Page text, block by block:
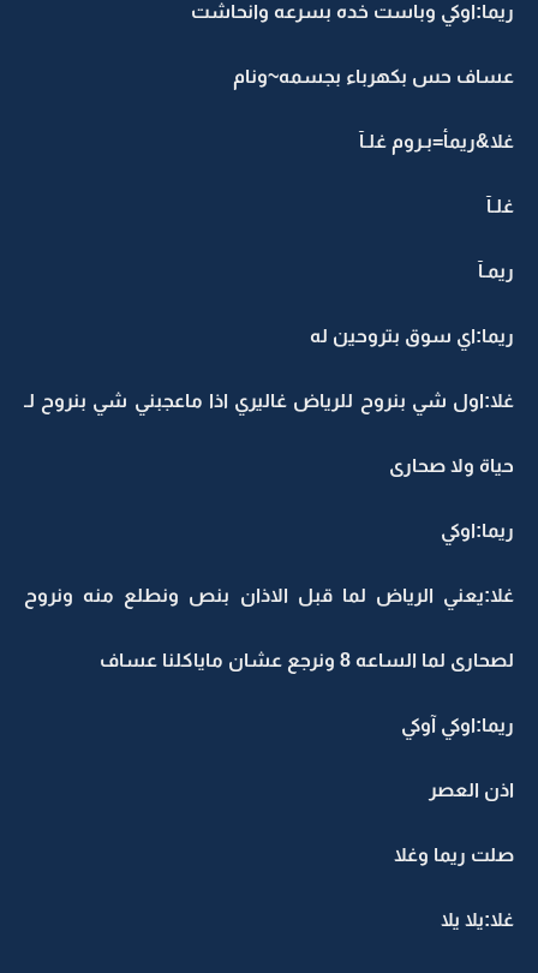
ريما:اوكي وباست خده بسرعه وانحاشت
عساف حس بكهرباء بجسمه~ونام
غلا&ريمأ=بـروم غلـآ
غلـآ
ريمـآ
ريما:اي سوق بتروحين له
غلا:اول شي بنروح للرياض غاليري اذا ماعجبني شي بنروح لـ
حياة ولا صحارى
ريما:اوكي
غلا:يعني الرياض لما قبل الاذان بنص ونطلع منه ونروح
لصحارى لما الساعه 8 ونرجع عشان ماياكلنا عساف
ريما:اوكي آوكي
اذن العصر
صلت ريما وغلا
غلا:يلا يلا